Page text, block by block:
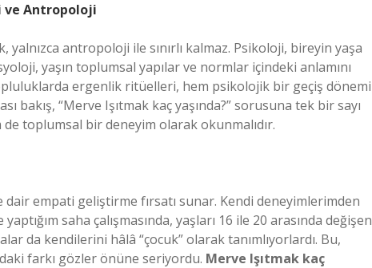
ve Antropoloji
antropoloji ile sınırlı kalmaz. Psikoloji, bireyin yaşa
yaşın toplumsal yapılar ve normlar içindeki anlamını
ergenlik ritüelleri, hem psikolojik bir geçiş dönemi
“Merve Işıtmak kaç yaşında?” sorusuna tek bir sayı
toplumsal bir deneyim olarak okunmalıdır.
empati geliştirme fırsatı sunar. Kendi deneyimlerimden
saha çalışmasında, yaşları 16 ile 20 arasında değişen
da kendilerini hâlâ “çocuk” olarak tanımlıyorlardı. Bu,
farkı gözler önüne seriyordu. Merve Işıtmak kaç